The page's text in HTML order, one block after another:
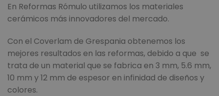
En Reformas Rómulo utilizamos los materiales
cerámicos más innovadores del mercado.
Con el Coverlam de Grespania obtenemos los
mejores resultados en las reformas, debido a que se
trata de un material que se fabrica en 3 mm, 5.6 mm,
10 mm y 12 mm de espesor en infinidad de diseños y
colores.